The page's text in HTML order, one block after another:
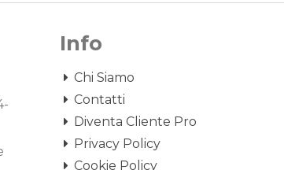
Info
Chi Siamo
Contatti
Diventa Cliente Pro
Privacy Policy
Cookie Policy